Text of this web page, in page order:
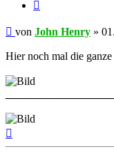
Beitrag
von John Henry »
Hier noch mal die